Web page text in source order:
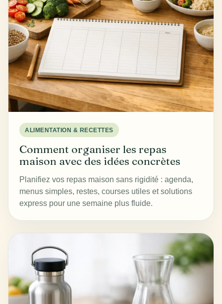
ALIMENTATION & RECETTES
Comment organiser les repas
maison avec des idées concrètes
Planifiez vos repas maison sans rigidité : agenda,
menus simples, restes, courses utiles et solutions
express pour une semaine plus fluide.